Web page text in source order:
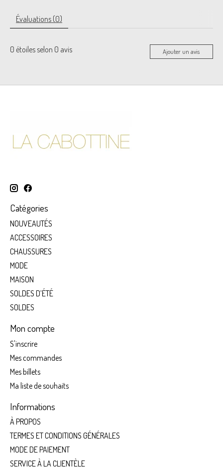
Évaluations (0)
0 étoiles selon 0 avis Ajouter un avis
Catégories
NOUVEAUTÉS
ACCESSOIRES
CHAUSSURES
MODE
MAISON
SOLDES D’ÉTÉ
SOLDES
Mon compte
S'inscrire
Mes commandes
Mes billets
Ma liste de souhaits
Informations
À PROPOS
TERMES ET CONDITIONS GÉNÉRALES
MODE DE PAIEMENT
SERVICE À LA CLIENTÈLE